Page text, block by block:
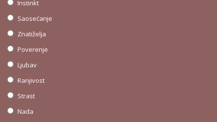
Instinkt
Saosećanje
Znatiželja
Poverenje
Ljubav
Ranjivost
Strast
Nada